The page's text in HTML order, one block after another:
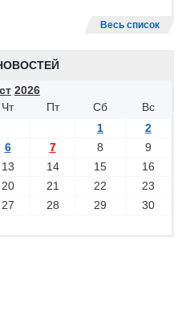
Весь список
2026
Чт Пт Сб
Вс
1
2
6 7 8
9
13 14 15
16
20 21 22
23
27 28 29
30